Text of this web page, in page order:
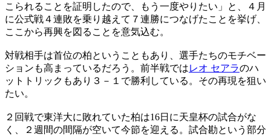
こられることを証明したので、もう一度やりたい」と、４月
に公式戦４連敗を乗り越えて７連勝につなげたことを挙げ、
ここから再興を図ることを意気込む。
対戦相手は首位の柏ということもあり、選手たちのモチベー
ションも高まっているだろう。前半戦ではレオ セアラのハ
ットトリックもあり３－１で勝利している。その再現を狙い
たい。
２回戦で東洋大に敗れていた柏は16日に天皇杯の試合がな
く、２週間の間隔が空いて今節を迎える。試合勘という部分